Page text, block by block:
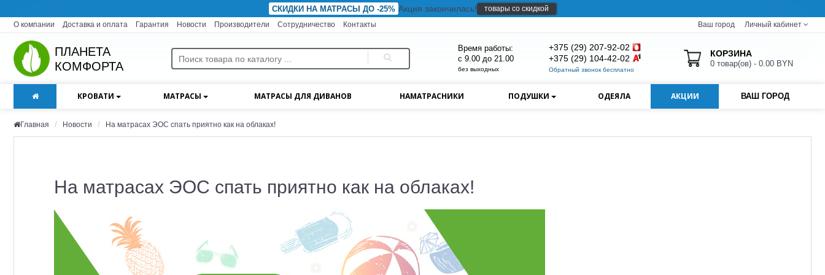
СКИДКИ НА МАТРАСЫ ДО -25% Акция закончилась!
товары со скидкой
О компании
Доставка и оплата Гарантия Новости Производители Сотрудничество Контакты Ваш город Личный кабинет
ПЛАНЕТА
КОМФОРТА
Время работы:
с 9.00 до 21.00
без выходных
+375 (29) 207-92-02
+375 (29) 104-42-02
Обратный звонок бесплатно
КОРЗИНА
0 товар(ов) - 0.00 BYN
КРОВАТИ МАТРАСЫ МАТРАСЫ ДЛЯ ДИВАНОВ НАМАТРАСНИКИ ПОДУШКИ ОДЕЯЛА АКЦИИ ВАШ ГОРОД
Главная Новости На матрасах ЭОС спать приятно как на облаках!
На матрасах ЭОС спать приятно как на облаках!